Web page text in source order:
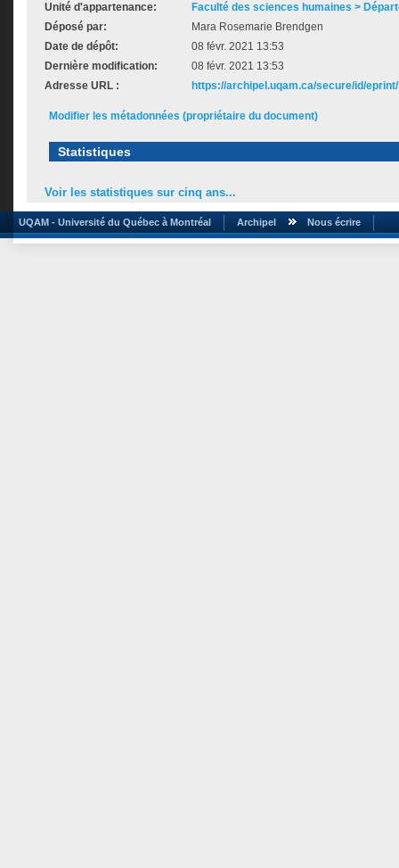
Unité d'appartenance:
Faculté des sciences humaines >
Déposé par:
Mara Rosemarie Brendgen
Date de dépôt:
08 févr. 2021 13:53
Dernière modification:
08 févr. 2021 13:53
Adresse URL :
https://archipel.uqam.ca/secure/id/
Modifier les métadonnées (propriétaire du document)
Statistiques
Voir les statistiques sur cinq ans...
UQAM - Université du Québec à Montréal Archipel Nous écrire